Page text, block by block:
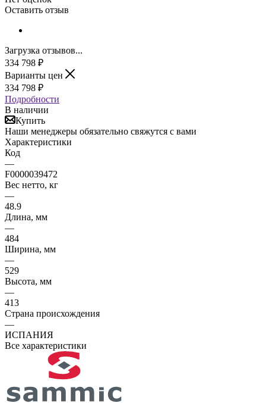
Оставить отзыв
Загрузка отзывов...
334 798 ₽
Варианты цен
334 798 ₽
Подробности
В наличии
Купить
Наши менеджеры обязательно свяжутся с вами
Характеристики
Код
—
F0000039472
Вес нетто, кг
—
48.9
Длина, мм
—
484
Ширина, мм
—
529
Высота, мм
—
413
Страна происхождения
—
ИСПАНИЯ
Все характеристики